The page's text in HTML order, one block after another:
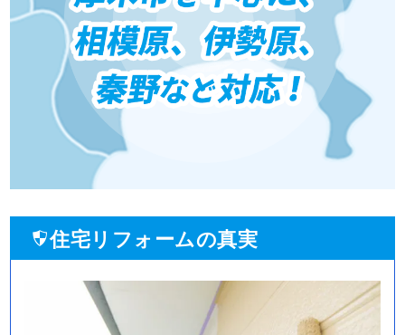
住宅リフォームの真実